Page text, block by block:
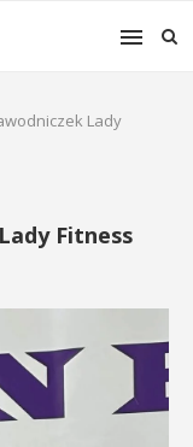
Lady
Fitness